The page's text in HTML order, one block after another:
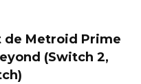
de Metroid Prime
(Switch 2,